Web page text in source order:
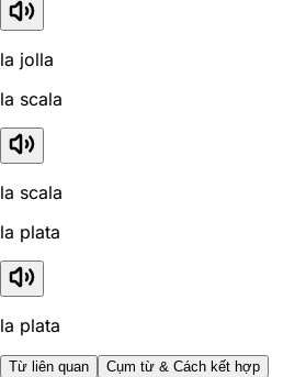
la jolla
la scala
la scala
la plata
la plata
Từ liên quan Cụm từ & Cách kết hợp